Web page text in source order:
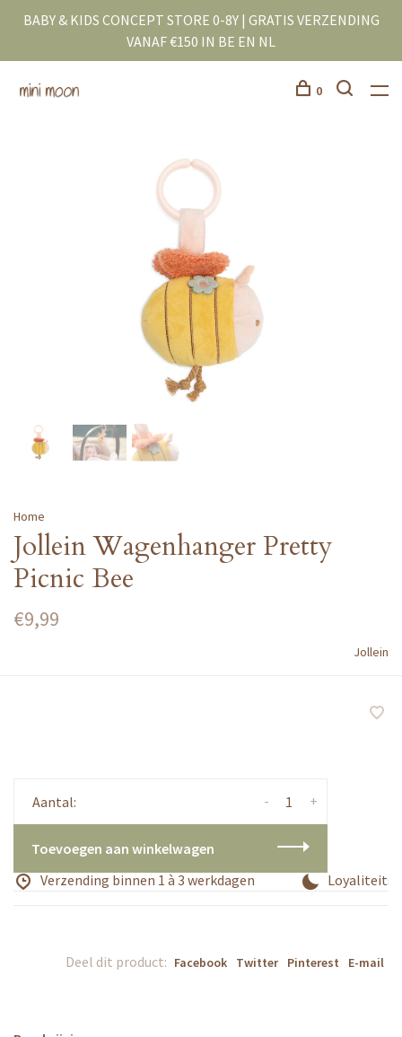
BABY & KIDS CONCEPT STORE 0-8Y | GRATIS VERZENDING
VANAF €150 IN BE EN NL
0
Home
Jollein Wagenhanger Pretty
Picnic Bee
€9,99
Jollein
Aantal: +
-
Toevoegen aan winkelwagen
Verzending binnen 1 à 3 werkdagen
Deel dit product: Facebook Twitter Pinterest E-mail